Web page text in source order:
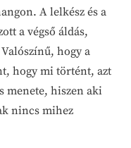
A lelkész és a
a végső áldás,
hogy a
hogy mi történt, azt
menete, hiszen aki
nincs mihez